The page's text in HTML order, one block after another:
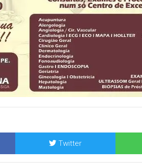
Twitter